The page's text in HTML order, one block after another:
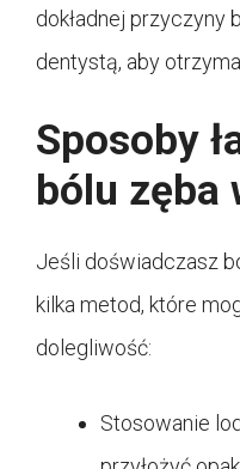
dokładnej przyczyny
dentystą, aby
Sposoby
bólu zęba
Jeśli doświadczasz
kilka metod, które
dolegliwość:
Stosowanie